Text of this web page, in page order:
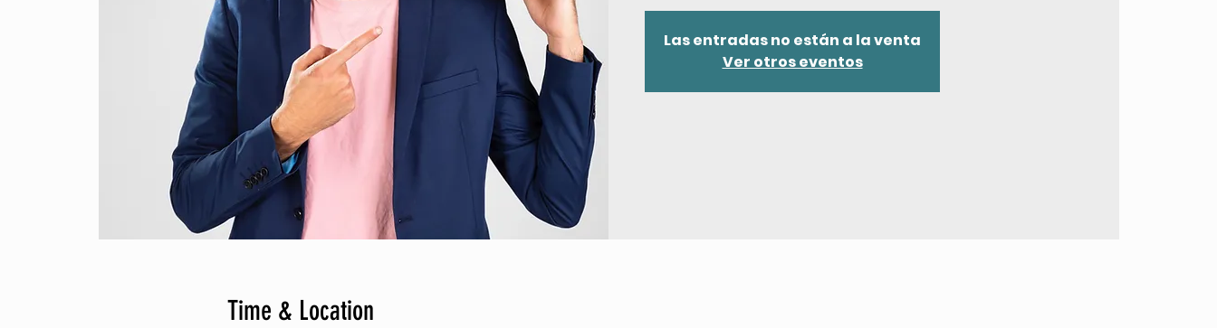
Las entradas no están a la venta
Ver otros eventos
Time & Location